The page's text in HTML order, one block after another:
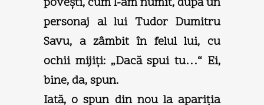
personaj al lui Tudor Dumitru
Savu, a zâmbit în felul lui, cu
ochii mijiţi: „Dacă spui tu…“ Ei,
bine, da, spun.
Iată, o spun din nou la apariţia